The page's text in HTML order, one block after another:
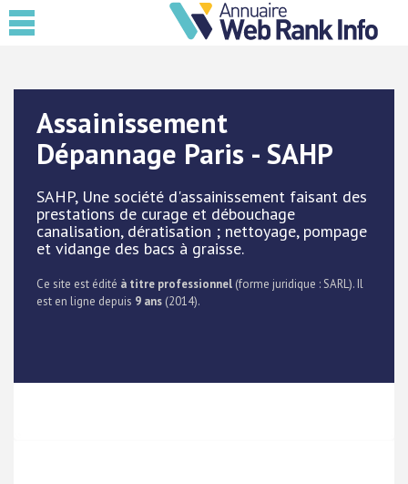
Assainissement
Dépannage Paris - SAHP
SAHP, Une société d'assainissement faisant des
prestations de curage et débouchage
canalisation, dératisation ; nettoyage, pompage
et vidange des bacs à graisse.
Ce site est édité à titre professionnel (forme juridique : SARL). Il
est en ligne depuis 9 ans (2014).